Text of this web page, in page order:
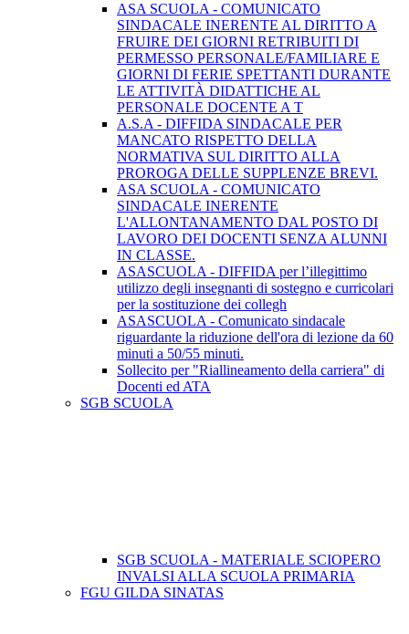
ASA SCUOLA - COMUNICATO
SINDACALE INERENTE AL DIRITTO A
FRUIRE DEI GIORNI RETRIBUITI DI
PERMESSO PERSONALE/FAMILIARE E
GIORNI DI FERIE SPETTANTI DURANTE
LE ATTIVITÀ DIDATTICHE AL
PERSONALE DOCENTE A T
A.S.A - DIFFIDA SINDACALE PER
MANCATO RISPETTO DELLA
NORMATIVA SUL DIRITTO ALLA
PROROGA DELLE SUPPLENZE BREVI.
ASA SCUOLA - COMUNICATO
SINDACALE INERENTE
L'ALLONTANAMENTO DAL POSTO DI
LAVORO DEI DOCENTI SENZA ALUNNI
IN CLASSE.
ASASCUOLA - DIFFIDA per l’illegittimo
utilizzo degli insegnanti di sostegno e curricolari
per la sostituzione dei collegh
ASASCUOLA - Comunicato sindacale
riguardante la riduzione dell'ora di lezione da 60
minuti a 50/55 minuti.
Sollecito per "Riallineamento della carriera" di
Docenti ed ATA
SGB SCUOLA
SGB SCUOLA - MATERIALE SCIOPERO
INVALSI ALLA SCUOLA PRIMARIA
FGU GILDA SINATAS